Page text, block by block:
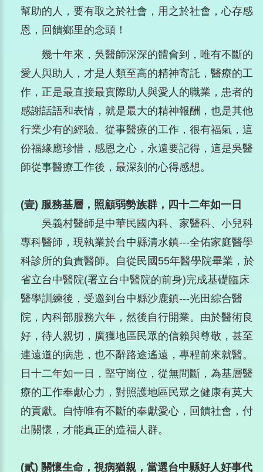
幫助的人，要有取之於社會，用之於社會，心存感
恩，回饋鄉里的念頭！
幾十年來，吳醫師深深的體會到，唯有不斷的
愛人與助人，才是人類至高的精神寄託，醫療的工
作，正是最直接最實際助人與愛人的職業，患者的
感謝話語和表情，就是最大的精神報酬，也是其他
行業少有的經驗。從事醫療的工作，很有福氣，這
份福緣應珍惜，感恩之心，永遠要記得，這是吳醫
師從事醫療工作後，最深刻的心得感想。
(壹) 服務基層，照顧弱勢族群，四十二年如一日
吳義村醫師是中華民國內科、家醫科、小兒科
專科醫師，現執業於台中縣清水鎮---全佑家庭醫學
科診所的負責醫師。自從民國55年醫學院畢業，於
省立台中醫院(署立台中醫院的前身)完成基礎臨床
醫學訓練後，受邀到台中縣沙鹿鎮---光田綜合醫
院，內科部服務六年，然後自行開業。由於醫術良
好，待人親切，廣獲地區民眾的信賴與尊敬，甚至
連遠道的病患，也不辭路途遙遠，專程前來就醫。
日十二年如一日，堅守崗位，從無間斷，為基層醫
療的工作奉獻心力，對照護地區民眾之健康有莫大
的貢獻。自恃唯有不斷的奉獻愛心，回饋社會，付
出關懷，才能真正的造福人群。
(貳) 關懷生命，視病猶親，當選台中縣好人好事代